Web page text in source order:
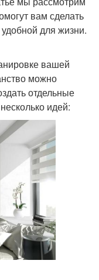
вам сделать
для жизни.
вашей
можно
отдельные
идей: